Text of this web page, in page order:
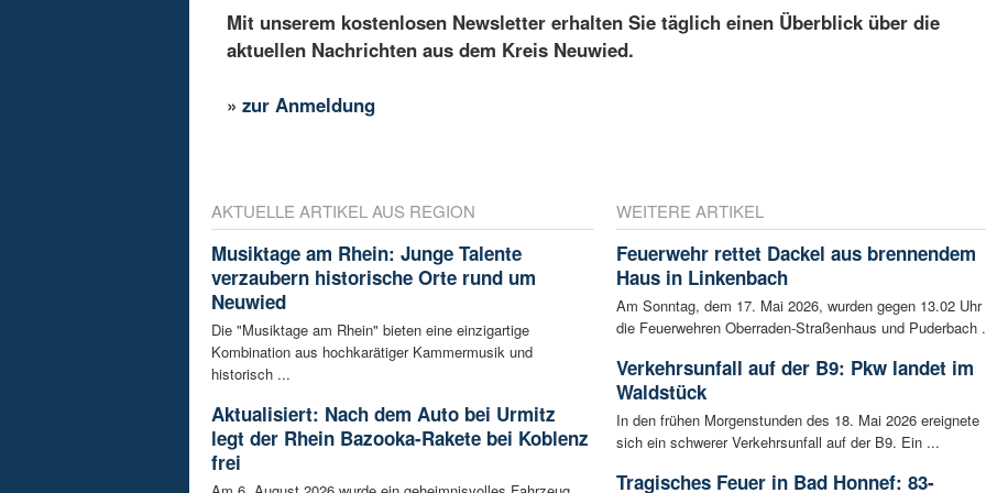
Mit unserem kostenlosen Newsletter erhalten Sie täglich einen Überblick über die
aktuellen Nachrichten aus dem Kreis Neuwied.
»zur Anmeldung
AKTUELLE ARTIKEL AUS REGION
Musiktage am Rhein: Junge Talente
verzaubern historische Orte rund um
Neuwied
Die "Musiktage am Rhein" bieten eine einzigartige
Kombination aus hochkarätiger Kammermusik und
historisch ...
Aktualisiert: Nach dem Auto bei Urmitz
legt der Rhein Bazooka-Rakete bei Koblenz
frei
WEITERE ARTIKEL
Feuerwehr rettet Dackel aus brennendem
Haus in Linkenbach
Am Sonntag, dem 17. Mai 2026, wurden gegen 13.02 Uhr
die Feuerwehren Oberraden-Straßenhaus und Puderbach
Verkehrsunfall auf der B9: Pkw landet im
Waldstück
In den frühen Morgenstunden des 18. Mai 2026 ereignete
sich ein schwerer Verkehrsunfall auf der B9. Ein ...
Tragisches Feuer in Bad Honnef: 83-